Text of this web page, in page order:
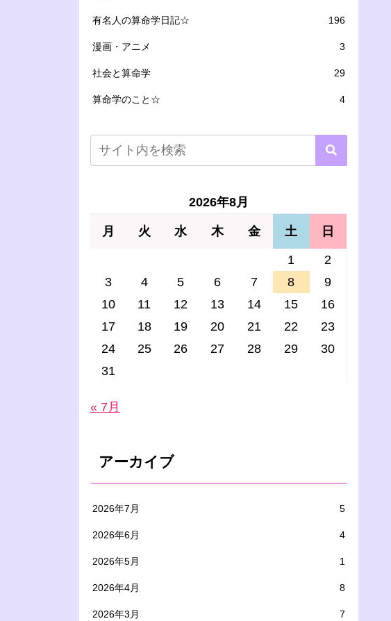
有名人の算命学日記☆ 196
漫画・アニメ 3
社会と算命学 29
算命学のこと☆ 4
2026年8月
月 火 水 木 金 土 日
1
2
3
4 5 6 7 8
9
10
11 12 13 14 15
16
17
18 19 20 21 22
23
24
25 26 27 28 29
30
31
« 7月
アーカイブ
2026年7月 5
2026年6月 4
2026年5月 1
2026年4月 8
2026年3月 7